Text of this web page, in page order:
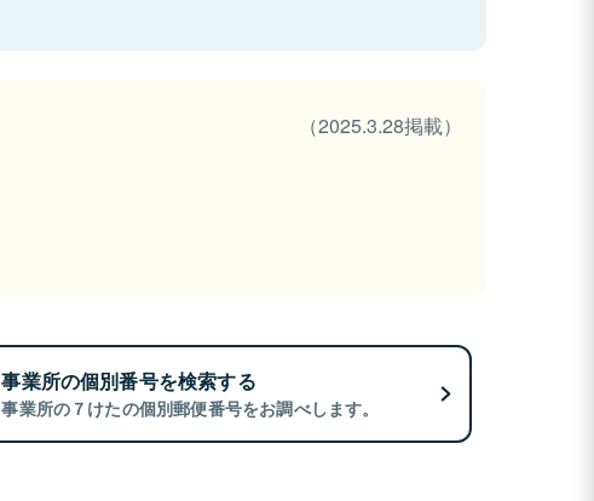
（2025.3.28掲載）
事業所の個別番号を検索する
事業所の７けたの個別郵便番号をお調べします。